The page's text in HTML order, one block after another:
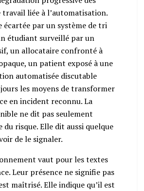
liée à l’automatisation.
écartée par un système de tri
étudiant surveillé par un
un allocataire confronté à
un patient exposé à une
automatisée discutable
les moyens de transformer
en incident reconnu. La
ne dit pas seulement
du risque. Elle dit aussi quelque
de le signaler.
vaut pour les textes
Leur présence ne signifie pas
maîtrisé. Elle indique qu’il est